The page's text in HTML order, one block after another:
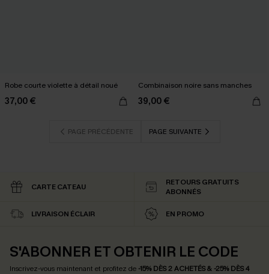
Robe courte violette à détail noué
37,00 €
Combinaison noire sans manches
39,00 €
PAGE PRÉCÉDENTE PAGE SUIVANTE
CARTE CATEAU
RETOURS GRATUITS
ABONNÉS
LIVRAISON ÉCLAIR EN PROMO
S'ABONNER ET OBTENIR LE CODE
Inscrivez-vous maintenant et profitez de -15% DÈS 2 ACHETÉS & -25% DÈS 4